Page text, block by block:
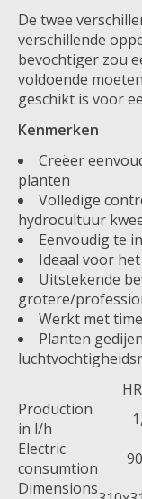
De twee
verschillende
bevochtiger zou
voldoende
geschikt is voor
Kenmerken
Creëer
planten
Volledige
hydrocultuur
Eenvoudig te
Ideaal voor
Uitstekende
grotere/
Werkt met
Planten
Production
in l/h
Electric
consumtion
Dimensions